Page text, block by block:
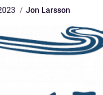
Jon Larsson